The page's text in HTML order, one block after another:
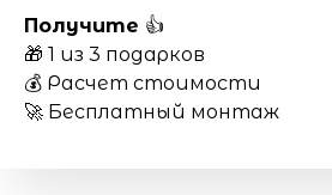
Получите 👍
🎁 1 из 3 подарков
💰 Расчет стоимости
🚀 Бесплатный монтаж